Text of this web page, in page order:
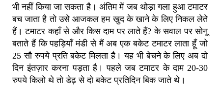
भी नहीं किया जा सकता है। अंतिम में जब थोड़ा गला हुआ टमाटर
बच जाता है तो उसे आजकल हम खुद के खाने के लिए निकल लेते
हैं। टमाटर कहाँ से और किस दाम पर लाते हैं? के सवाल पर सोनू
बताते हैं कि पहड़ियाँ मंडी से मैं अब एक बकेट टमाटर लाता हूँ जो
25 सौ रुपये प्रति बकेट मिलता है। यह भी बेचने के लिए अब दो
दिन इंतज़ार करना पड़ता है। पहले जब टमाटर के दाम 20-30
रुपये किलो थे तो डेढ़ से दो बकेट प्रतिदिन बिक जाते थे।